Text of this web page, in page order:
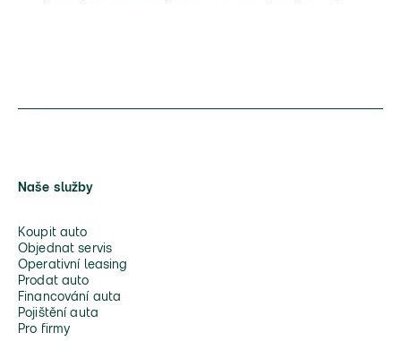
Naše služby
Koupit auto
Objednat servis
Operativní leasing
Prodat auto
Financování auta
Pojištění auta
Pro firmy